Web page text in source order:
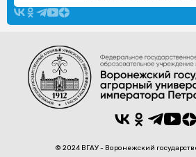
© 2024 ВГАУ - Воронежский